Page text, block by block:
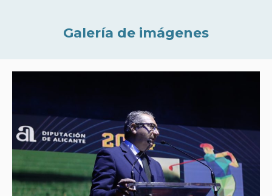
Galería de imágenes